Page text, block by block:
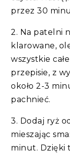
przez 30
2. Na patelni
klarowane,
wszystkie
przepisie, z
około 2-3
pachnieć.
3. Dodaj ryż
mieszając
minut. Dzięki